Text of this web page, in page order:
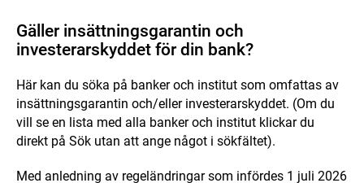
Gäller insättningsgarantin och
investerarskyddet för din bank?
Här kan du söka på banker och institut som omfattas av
insättningsgarantin och/eller investerarskyddet. (Om du
vill se en lista med alla banker och institut klickar du
direkt på Sök utan att ange något i sökfältet).
Med anledning av regeländringar som infördes 1 juli 2026